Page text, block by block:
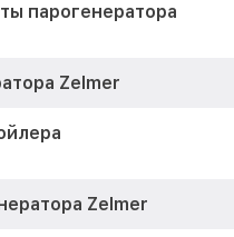
парогенератора
Zelmer
Zelmer